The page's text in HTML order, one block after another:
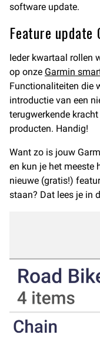
software update.
Feature update
Ieder kwartaal rollen
op onze Garmin
Functionaliteiten die
introductie van een
terugwerkende
producten. Handig!
Want zo is jouw
en kun je het meeste
nieuwe (gratis!)
staan? Dat lees je in